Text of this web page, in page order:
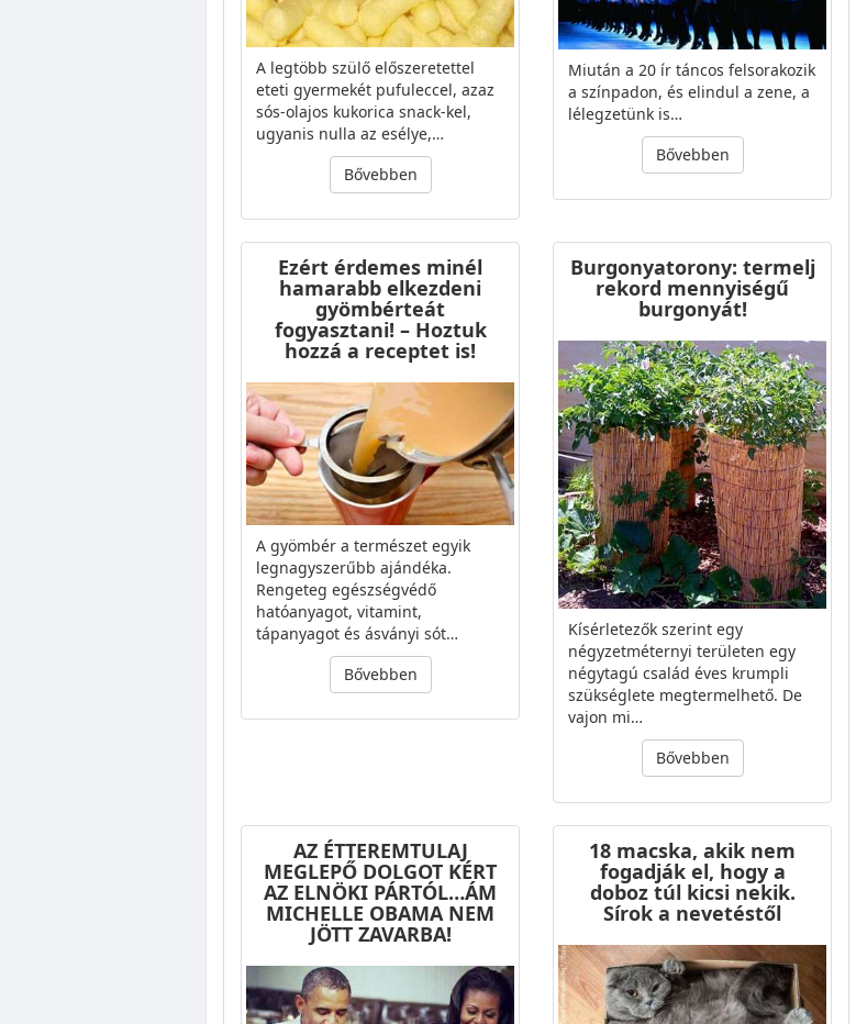
A legtöbb szülő előszeretettel
eteti gyermekét pufuleccel, azaz
sós-olajos kukorica snack-kel,
ugyanis nulla az esélye,…
Bővebben
Miután a 20 ír táncos felsorakozik
a színpadon, és elindul a zene, a
lélegzetünk is…
Bővebben
Ezért érdemes minél
hamarabb elkezdeni
gyömbérteát
fogyasztani! – Hoztuk
hozzá a receptet is!
A gyömbér a természet egyik
legnagyszerűbb ajándéka.
Rengeteg egészségvédő
hatóanyagot, vitamint,
tápanyagot és ásványi sót…
Bővebben
Burgonyatorony: termelj
rekord mennyiségű
burgonyát!
Kísérletezők szerint egy
négyzetméternyi területen egy
négytagú család éves krumpli
szükséglete megtermelhető. De
vajon mi…
Bővebben
AZ ÉTTEREMTULAJ
MEGLEPŐ DOLGOT KÉRT
AZ ELNÖKI PÁRTÓL…ÁM
MICHELLE OBAMA NEM
JÖTT ZAVARBA!
18 macska, akik nem
fogadják el, hogy a
doboz túl kicsi nekik.
Sírok a nevetéstől